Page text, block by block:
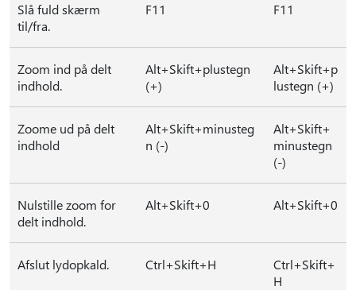
Slå fuld skærm
til/fra.
F11 F11
Zoom ind på delt
indhold.
Alt+Skift+plustegn
(+)
Alt+Skift+p
lustegn (+)
Zoome ud på delt
indhold
Alt+Skift+minusteg
n (-)
Alt+Skift+
minustegn
(-)
Nulstille zoom for
delt indhold.
Alt+Skift+0 Alt+Skift+0
Afslut lydopkald. Ctrl+Skift+H
Ctrl+Skift+
H